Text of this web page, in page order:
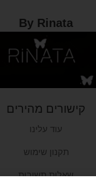
By Rinata
קישורים מהירים
עוד עלינו
תקנון שימוש
שאלות תשובות